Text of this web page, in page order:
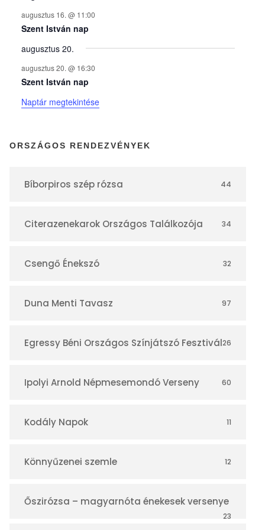
y
e
k
n
a
á
r
augusztus 16. @ 11:00
Szent István nap
augusztus 20.
augusztus 20. @ 16:30
Szent István nap
Naptár megtekintése
ORSZÁGOS RENDEZVÉNYEK
Bíborpiros szép rózsa 44
Citerazenekarok Országos Találkozója 34
Csengő Énekszó 32
Duna Menti Tavasz 97
Egressy Béni Országos Színjátszó Fesztivál26
Ipolyi Arnold Népmesemondó Verseny 60
Kodály Napok 11
Könnyűzenei szemle 12
Őszirózsa – magyarnóta énekesek versenye
23